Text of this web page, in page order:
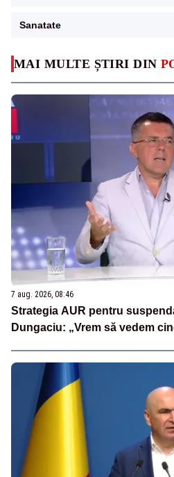
MAI MULTE ȘTIRI DIN
7 aug. 2026, 08:46
Strategia AUR pentru
Dungaciu: „Vrem să vedem
Sanatate